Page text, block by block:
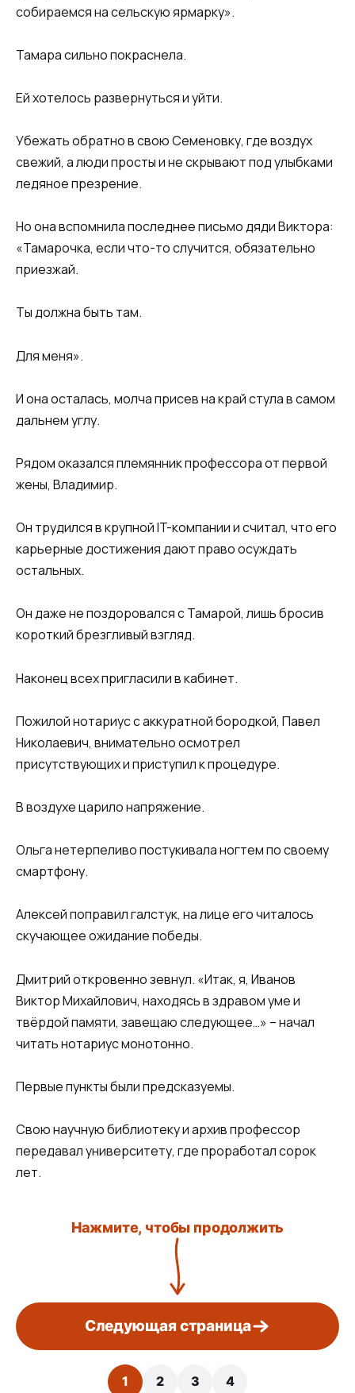
собираемся на сельскую ярмарку».
Тамара сильно покраснела.
Ей хотелось развернуться и уйти.
Убежать обратно в свою Семеновку, где воздух
свежий, а люди просты и не скрывают под улыбками
ледяное презрение.
Но она вспомнила последнее письмо дяди Виктора:
«Тамарочка, если что-то случится, обязательно
приезжай.
Ты должна быть там.
Для меня».
И она осталась, молча присев на край стула в самом
дальнем углу.
Рядом оказался племянник профессора от первой
жены, Владимир.
Он трудился в крупной IT-компании и считал, что его
карьерные достижения дают право осуждать
остальных.
Он даже не поздоровался с Тамарой, лишь бросив
короткий брезгливый взгляд.
Наконец всех пригласили в кабинет.
Пожилой нотариус с аккуратной бородкой, Павел
Николаевич, внимательно осмотрел
присутствующих и приступил к процедуре.
В воздухе царило напряжение.
Ольга нетерпеливо постукивала ногтем по своему
смартфону.
Алексей поправил галстук, на лице его читалось
скучающее ожидание победы.
Дмитрий откровенно зевнул. «Итак, я, Иванов
Виктор Михайлович, находясь в здравом уме и
твёрдой памяти, завещаю следующее…» – начал
читать нотариус монотонно.
Первые пункты были предсказуемы.
Свою научную библиотеку и архив профессор
передавал университету, где проработал сорок
лет.
Нажмите, чтобы продолжить
Следующая страница
1 2 3 4